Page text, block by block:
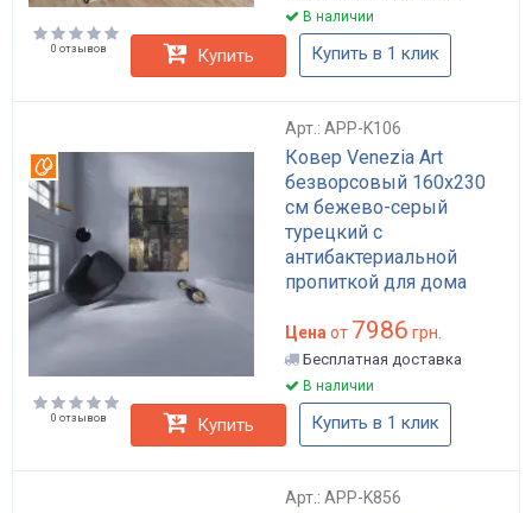
В наличии
0 отзывов Купить Купить в 1 клик
Арт.: APP-K106
Ковер Venezia Art
безворсовый 160x230
см бежево-серый
турецкий с
антибактериальной
пропиткой для дома
K106
Вотерпруф
Цена от 7986 грн.
Бесплатная доставка
В наличии
0 отзывов Купить Купить в 1 клик
Арт.: APP-K856